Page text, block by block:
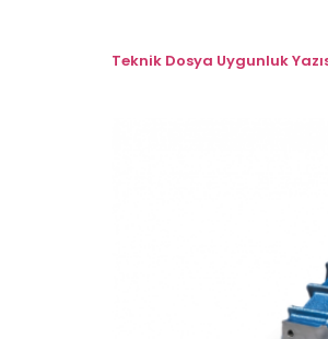
Teknik Dosya Uygunluk